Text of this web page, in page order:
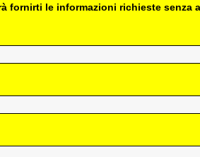
fornirti le informazioni richieste senza